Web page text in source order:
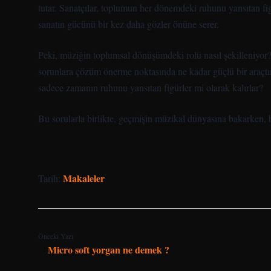
tutar. Sanatçılar, toplumun her dönemdeki ruhunu
sanatın gücünü bir kez daha gözler önüne serer.
Peki, müziğin toplumsal dönüşümdeki rolü nasıl
sorunlara çözüm önerme noktasında ne kadar güçlü bir
sadece zamanın ruhunu yansıtan figürler mi olarak kalırlar?
Bu sorularla birlikte, geçmişin müzikal dünyasına
Tarih: Makaleler
Önceki Yazı
Micro soft yorgan ne demek ?